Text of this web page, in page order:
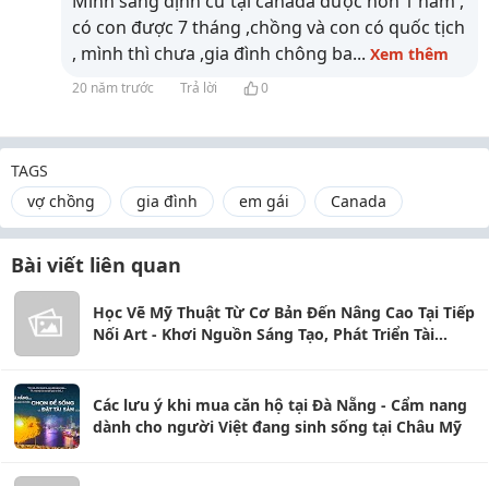
có con được 7 tháng ,chồng và con có quốc tịch
, mình thì chưa ,gia đình chông ba... Xem thêm
20 năm trước Trả lời 0
TAGS
vợ chồng
gia đình em gái Canada
Bài viết liên quan
Học Vẽ Mỹ Thuật Từ Cơ Bản Đến Nâng Cao Tại Tiếp
Nối Art - Khơi Nguồn Sáng Tạo, Phát Triển Tài
Các lưu ý khi mua căn hộ tại Đà Nẵng - Cẩm nang
dành cho người Việt đang sinh sống tại Châu Mỹ